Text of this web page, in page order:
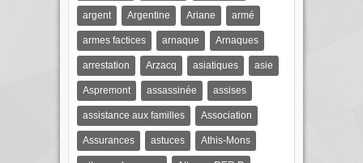
argent Argentine Ariane armé
armes factices arnaque Arnaques
arrestation Arzacq asiatiques asie
Aspremont assassinée assises
assistance aux familles Association
Assurances astuces Athis-Mons